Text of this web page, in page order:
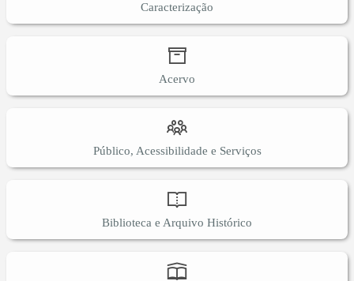
Caracterização
Acervo
Público, Acessibilidade e Serviços
Biblioteca e Arquivo Histórico